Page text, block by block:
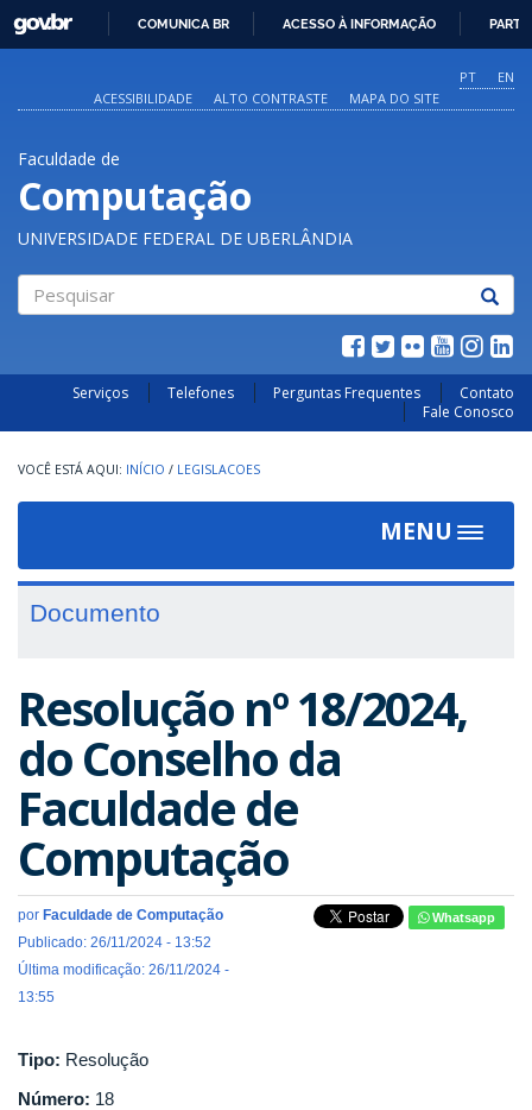
O
CONTEÚDO
GOVBR
COMUNICA BR ACESSO À INFORMAÇÃO
PT
EN
ACESSIBILIDADE
ALTO CONTRASTE MAPA DO SITE
Faculdade de
Computação
UNIVERSIDADE FEDERAL DE UBERLÂNDIA
Serviços Telefones Perguntas Frequentes
Contato
Fale Conosco
INÍCIO / LEGISLACOES
MENU
Toggle
Documento
Resolução nº 18/2024,
do Conselho da
Faculdade de
Computação
por Faculdade de Computação
Publicado: 26/11/2024 - 13:52
Última modificação: 26/11/2024 -
13:55
Whatsapp
Tipo: Resolução
Número: 18